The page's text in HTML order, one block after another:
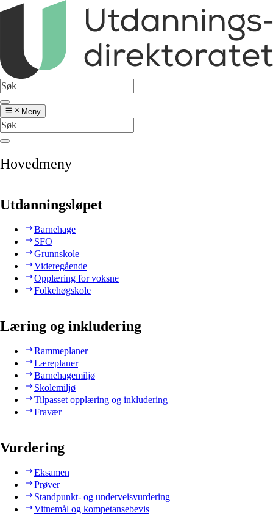
Meny
Hovedmeny
Utdanningsløpet
Barnehage
SFO
Grunnskole
Videregående
Opplæring for voksne
Folkehøgskole
Læring og inkludering
Rammeplaner
Læreplaner
Barnehagemiljø
Skolemiljø
Tilpasset opplæring og inkludering
Fravær
Vurdering
Eksamen
Prøver
Standpunkt- og underveisvurdering
Vitnemål og kompetansebevis